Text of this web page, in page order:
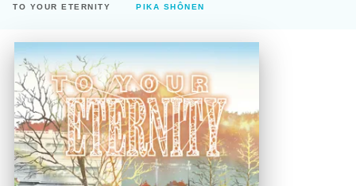
TO YOUR ETERNITY PIKA SHÔNEN